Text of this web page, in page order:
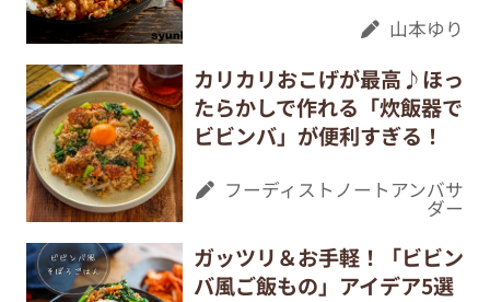
山本ゆり
カリカリおこげが最高♪ほっ
たらかしで作れる「炊飯器で
ビビンバ」が便利すぎる！
フーディストノートアンバサ
ダー
ガッツリ＆お手軽！「ビビン
バ風ご飯もの」アイデア5選